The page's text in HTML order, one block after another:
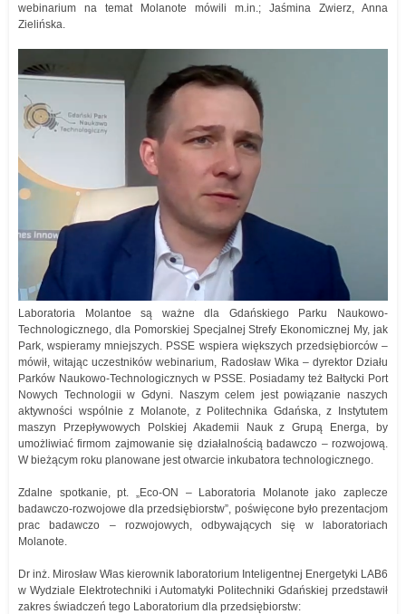
webinarium na temat Molanote mówili m.in.; Jaśmina Zwierz, Anna
Zielińska.
Laboratoria Molantoe są ważne dla Gdańskiego Parku Naukowo-
Technologicznego, dla Pomorskiej Specjalnej Strefy Ekonomicznej My, jak
Park, wspieramy mniejszych. PSSE wspiera większych przedsiębiorców –
mówił, witając uczestników webinarium, Radosław Wika – dyrektor Działu
Parków Naukowo-Technologicznych w PSSE. Posiadamy też Bałtycki Port
Nowych Technologii w Gdyni. Naszym celem jest powiązanie naszych
aktywności wspólnie z Molanote, z Politechnika Gdańska, z Instytutem
maszyn Przepływowych Polskiej Akademii Nauk z Grupą Energa, by
umożliwiać firmom zajmowanie się działalnością badawczo – rozwojową.
W bieżącym roku planowane jest otwarcie inkubatora technologicznego.
Zdalne spotkanie, pt. „Eco-ON – Laboratoria Molanote jako zaplecze
badawczo-rozwojowe dla przedsiębiorstw”, poświęcone było prezentacjom
prac badawczo – rozwojowych, odbywających się w laboratoriach
Molanote.
Dr inż. Mirosław Włas kierownik laboratorium Inteligentnej Energetyki LAB6
w Wydziale Elektrotechniki i Automatyki Politechniki Gdańskiej przedstawił
zakres świadczeń tego Laboratorium dla przedsiębiorstw: